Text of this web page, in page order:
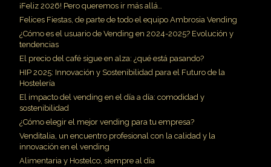
¡Feliz 2026! Pero queremos ir más allá…
Felices Fiestas, de parte de todo el equipo Ambrosia Vending
¿Cómo es el usuario de Vending en 2024-2025? Evolución y
tendencias
El precio del café sigue en alza: ¿qué está pasando?
HIP 2025: Innovación y Sostenibilidad para el Futuro de la
Hostelería
El impacto del vending en el día a día: comodidad y
sostenibilidad
¿Cómo elegir el mejor vending para tu empresa?
Venditalia, un encuentro profesional con la calidad y la
innovación en el vending
Alimentaria y Hostelco, siempre al día